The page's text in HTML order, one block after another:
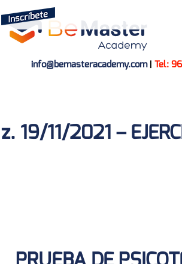
info@bemasteracademy.com| Tel:
z. 19/11/2021 –